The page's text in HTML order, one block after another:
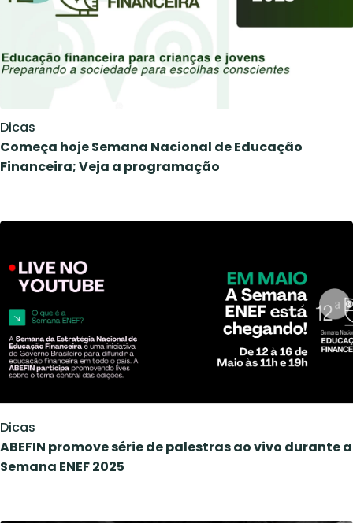
Dicas
Começa hoje Semana Nacional de Educação
Financeira; Veja a programação
Dicas
ABEFIN promove série de palestras ao vivo durante a
Semana ENEF 2025